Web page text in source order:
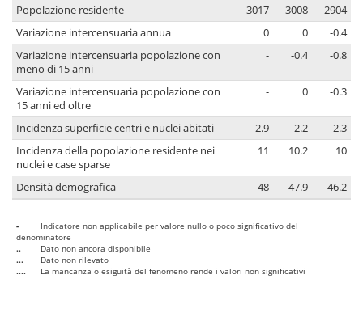
Popolazione residente 3017 3008
2904
Variazione intercensuaria annua
0 0
-0.4
Variazione intercensuaria popolazione con
meno di 15 anni
- -0.4 -0.8
Variazione intercensuaria popolazione con
15 anni ed oltre
- 0 -0.3
Incidenza superficie centri e nuclei abitati 2.9 2.2
2.3
Incidenza della popolazione residente nei
nuclei e case sparse
11 10.2 10
Densità demografica 48 47.9 46.2
-
Indicatore non applicabile per valore nullo o poco significativo del
denominatore
..
Dato non ancora disponibile
...
Dato non rilevato
....
La mancanza o esiguità del fenomeno rende i valori non significativi